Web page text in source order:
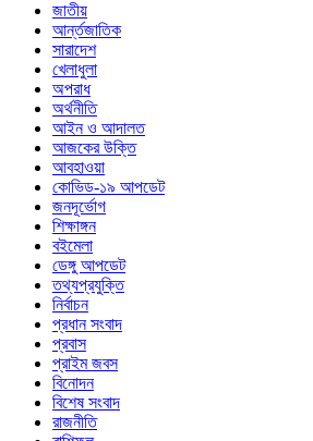
জাতীয়
আর্ন্তজাতিক
সারাদেশ
খেলাধুলা
অপরাধ
অর্থনীতি
আইন ও আদালত
আজকের উক্তি
আবহাওয়া
কোভিড-১৯ আপডেট
জনদূর্ভোগ
শিক্ষাঙ্গন
বইমেলা
ডেঙ্গু আপডেট
তথ্যপ্রযুক্তি
নির্বাচন
প্রধান সংবাদ
প্রবাস
প্রাইম জবস
বিনোদন
বিশেষ সংবাদ
রাজনীতি